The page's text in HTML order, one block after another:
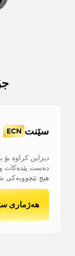
سێنت ECN
دەست پێدەکات و
هیچ تێچوویەکی
هەژماری